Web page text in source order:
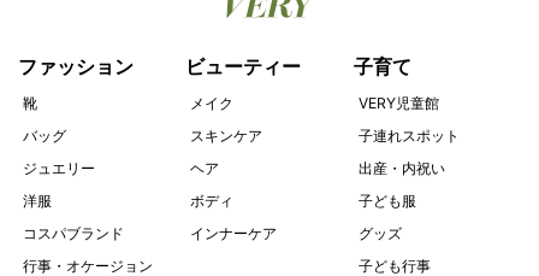
ファッション
靴
バッグ
ジュエリー
洋服
コスパブランド
行事・オケージョン
ビューティー
メイク
スキンケア
ヘア
ボディ
インナーケア
子育て
VERY児童館
子連れスポット
出産・内祝い
子ども服
グッズ
子ども行事